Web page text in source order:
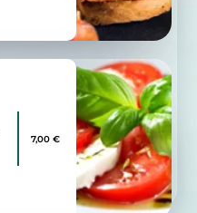
7,00 €